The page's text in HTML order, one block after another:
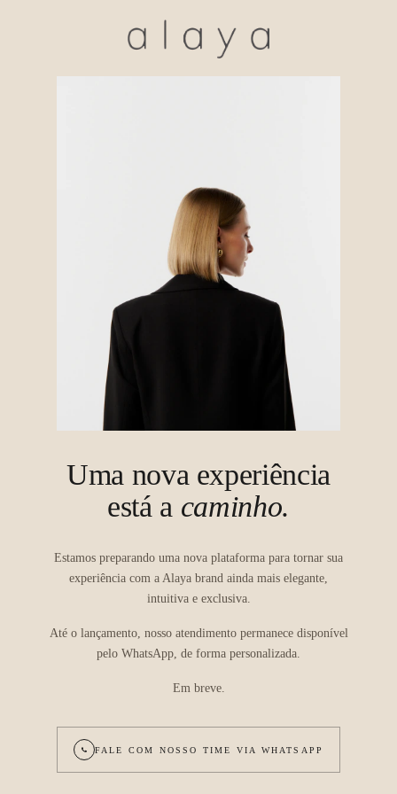
Uma nova experiência
está a caminho.
Estamos preparando uma nova plataforma para tornar sua
experiência com a Alaya brand ainda mais elegante,
intuitiva e exclusiva.
Até o lançamento, nosso atendimento permanece disponível
pelo WhatsApp, de forma personalizada.
Em breve.
FALE COM NOSSO TIME VIA WHATSAPP